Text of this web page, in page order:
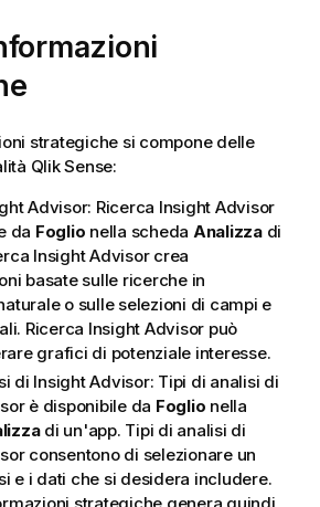
strategiche si compone delle
Qlik Sense:
Advisor: Ricerca Insight Advisor
da Foglio nella scheda Analizzadi
Insight Advisorcrea
basate sulle ricerche in
o sulle selezioni di campi e
Ricerca Insight Advisor può
grafici di potenziale interesse.
di Insight Advisor: Tipi di analisi di
è disponibile da Foglio nella
di un'app. Tipi di analisi di
consentono di selezionare un
e i dati che si desidera includere.
strategiche genera quindi